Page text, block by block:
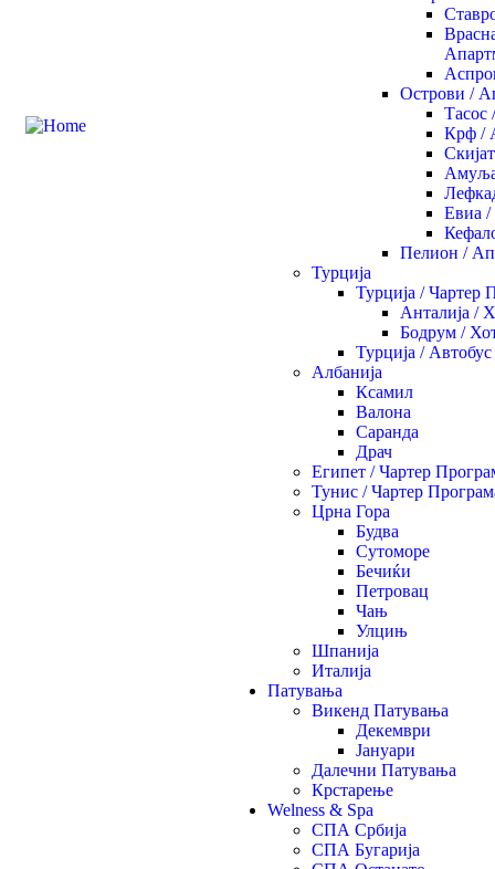
Острови /
Тасос
Крф /
Евиа
Пелион /
Турција
Турција / Чартер
Анталија /
Бодрум /
Турција / Автобус
Албанија
Ксамил
Валона
Саранда
Драч
Египет / Чартер
Тунис / Чартер
Црна Гора
Будва
Сутоморе
Бечиќи
Петровац
Чањ
Улцињ
Шпанија
Италија
Патувања
Викенд Патувања
Декември
Јануари
Далечни Патувања
Крстарење
Welness & Spa
СПА Србија
СПА Бугарија